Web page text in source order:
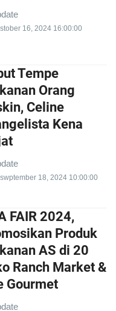
stober 16, 2024 16:00:00
Tempe
Orang
Celine
Kena
swptember 18, 2024 10:00:00
FAIR 2024,
Produk
AS di 20
Ranch Market &
Gourmet